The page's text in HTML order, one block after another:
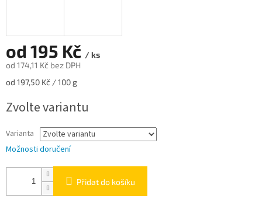
od 195 Kč / ks
od 174,11 Kč bez DPH
Měrná
od 197,50 Kč / 100 g
Zvolte variantu
Varianta
Možnosti doručení
Přidat do košíku